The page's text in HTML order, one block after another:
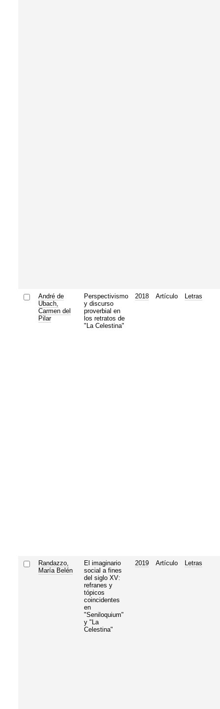
André de
Ubach,
Carmen del
Pilar
Perspectivismo
y discurso
proverbial en
los retratos de
"La Celestina"
2018 Artículo Letras
Randazzo,
María Belén
El imaginario
social a fines
del siglo XV:
refranes y
tópicos
coincidentes
en
"Seniloquium"
y "La
Celestina"
2019 Artículo Letras